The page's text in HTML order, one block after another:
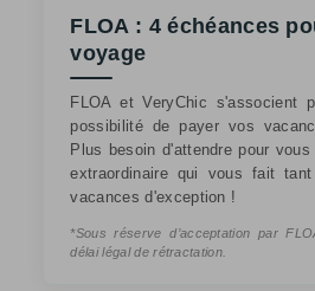
FLOA : 4 échéances
voyage
FLOA et VeryChic s'associent
possibilité de payer vos
Plus besoin d'attendre pour
extraordinaire qui vous fait
vacances d'exception !
*Sous réserve d’acceptation par
délai légal de rétractation.